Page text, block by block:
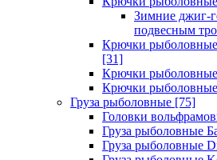
Зимние джиг-
подвесным
Крючки рыболовные
[31]
Крючки
Крючки
Груза рыболовные [75]
Головки
Груза рыболовные
Груза рыболовные